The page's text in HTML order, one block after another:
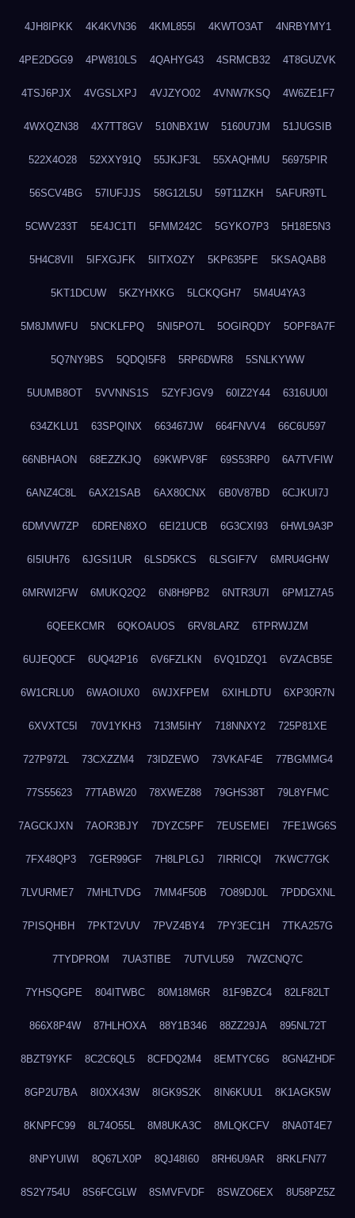
4JH8IPKK 4K4KVN36 4KML855I 4KWTO3AT 4NRBYMY1
4PE2DGG9 4PW810LS 4QAHYG43 4SRMCB32 4T8GUZVK
4TSJ6PJX 4VGSLXPJ 4VJZYO02 4VNW7KSQ 4W6ZE1F7
4WXQZN38 4X7TT8GV 510NBX1W 5160U7JM 51JUGSIB
522X4O28 52XXY91Q 55JKJF3L 55XAQHMU 56975PIR
56SCV4BG 57IUFJJS 58G12L5U 59T11ZKH 5AFUR9TL
5CWV233T 5E4JC1TI 5FMM242C 5GYKO7P3 5H18E5N3
5H4C8VII 5IFXGJFK 5IITXOZY 5KP635PE 5KSAQAB8
5KT1DCUW 5KZYHXKG 5LCKQGH7 5M4U4YA3
5M8JMWFU 5NCKLFPQ 5NI5PO7L 5OGIRQDY 5OPF8A7F
5Q7NY9BS 5QDQI5F8 5RP6DWR8 5SNLKYWW
5UUMB8OT 5VVNNS1S 5ZYFJGV9 60IZ2Y44 6316UU0I
634ZKLU1 63SPQINX 663467JW 664FNVV4 66C6U597
66NBHAON 68EZZKJQ 69KWPV8F 69S53RP0 6A7TVFIW
6ANZ4C8L 6AX21SAB 6AX80CNX 6B0V87BD 6CJKUI7J
6DMVW7ZP 6DREN8XO 6EI21UCB 6G3CXI93 6HWL9A3P
6I5IUH76 6JGSI1UR 6LSD5KCS 6LSGIF7V 6MRU4GHW
6MRWI2FW 6MUKQ2Q2 6N8H9PB2 6NTR3U7I 6PM1Z7A5
6QEEKCMR 6QKOAUOS 6RV8LARZ 6TPRWJZM
6UJEQ0CF 6UQ42P16 6V6FZLKN 6VQ1DZQ1 6VZACB5E
6W1CRLU0 6WAOIUX0 6WJXFPEM 6XIHLDTU 6XP30R7N
6XVXTC5I 70V1YKH3 713M5IHY 718NNXY2 725P81XE
727P972L 73CXZZM4 73IDZEWO 73VKAF4E 77BGMMG4
77S55623 77TABW20 78XWEZ88 79GHS38T 79L8YFMC
7AGCKJXN 7AOR3BJY 7DYZC5PF 7EUSEMEI 7FE1WG6S
7FX48QP3 7GER99GF 7H8LPLGJ 7IRRICQI 7KWC77GK
7LVURME7 7MHLTVDG 7MM4F50B 7O89DJ0L 7PDDGXNL
7PISQHBH 7PKT2VUV 7PVZ4BY4 7PY3EC1H 7TKA257G
7TYDPROM 7UA3TIBE 7UTVLU59 7WZCNQ7C
7YHSQGPE 804ITWBC 80M18M6R 81F9BZC4 82LF82LT
866X8P4W 87HLHOXA 88Y1B346 88ZZ29JA 895NL72T
8BZT9YKF 8C2C6QL5 8CFDQ2M4 8EMTYC6G 8GN4ZHDF
8GP2U7BA 8I0XX43W 8IGK9S2K 8IN6KUU1 8K1AGK5W
8KNPFC99 8L74O55L 8M8UKA3C 8MLQKCFV 8NA0T4E7
8NPYUIWI 8Q67LX0P 8QJ48I60 8RH6U9AR 8RKLFN77
8S2Y754U 8S6FCGLW 8SMVFVDF 8SWZO6EX 8U58PZ5Z